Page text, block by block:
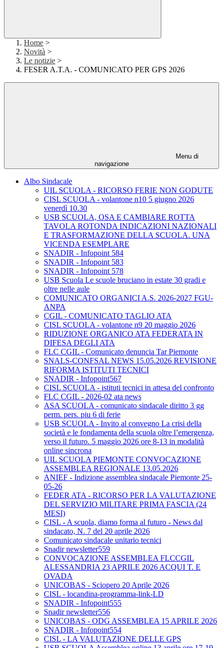
Home >
Novità >
Le notizie >
FESER A.T.A. - COMUNICATO PER GPS 2026
Menu di
navigazione
Albo Sindacale
UIL SCUOLA - RICORSO FERIE NON GODUTE
CISL SCUOLA - volantone n10 5 giugno 2026
venerdì 10.30
USB SCUOLA, OSA E CAMBIARE ROTTA
TAVOLA ROTONDA INDICAZIONI NAZIONALI
E TRASFORMAZIONE DELLA SCUOLA. UNA
VICENDA ESEMPLARE
SNADIR - Infopoint 584
SNADIR - Infopoint 583
SNADIR - Infopoint 578
USB Scuola Le scuole bruciano in estate 30 gradi e
oltre nelle aule
COMUNICATO ORGANICI A.S. 2026-2027 FGU-
ANPA
CGIL - COMUNICATO TAGLIO ATA
CISL SCUOLA - volantone n9 20 maggio 2026
RIDUZIONE ORGANICO ATA FEDERATA IN
DIFESA DEGLI ATA
FLC CGIL - Comunicato denuncia Tar Piemonte
SNALS-CONFSAL NEWS 15.05.2026 REVISIONE
RIFORMA ISTITUTI TECNICI
SNADIR - Infopoint567
CISL SCUOLA - istituti tecnici in attesa del confronto
FLC CGIL - 2026-02 ata news
ASA SCUOLA - comunicato sindacale diritto 3 gg
perm. pers. piu 6 di ferie
USB SCUOLA - Invito al convegno La crisi della
società e le fondamenta della scuola oltre l’emergenza,
verso il futuro. 5 maggio 2026 ore 8-13 in modalità
online sincrona
UIL SCUOLA PIEMONTE CONVOCAZIONE
ASSEMBLEA REGIONALE 13.05.2026
ANIEF - Indizione assemblea sindacale Piemonte 25-
05-26
FEDER ATA - RICORSO PER LA VALUTAZIONE
DEL SERVIZIO MILITARE PRIMA FASCIA (24
MESI)
CISL - A scuola, diamo forma al futuro - News dal
sindacato, N. 7 del 20 aprile 2026
Comunicato sindacale unitario tecnici
Snadir newsletter559
CONVOCAZIONE ASSEMBLEA FLCCGIL
ALESSANDRIA 23 APRILE 2026 ACQUI T. E
OVADA
UNICOBAS - Sciopero 20 Aprile 2026
CISL - locandina-programma-link-LD
SNADIR - Infopoint555
Snadir newsletter556
UNICOBAS - ODG ASSEMBLEA 15 APRILE 2026
SNADIR - Infopoint554
CISL - LA VALUTAZIONE DELLE GPS